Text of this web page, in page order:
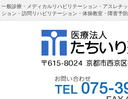
一般診療・メディカルリハビリテーション・アスレチ
ション・訪問リハビリテーション・体操教室・障害予